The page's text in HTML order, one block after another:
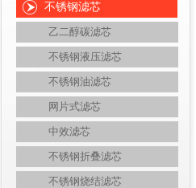
不锈钢滤芯
乙二醇碳滤芯
不锈钢液压滤芯
不锈钢油滤芯
网片式滤芯
中效滤芯
不锈钢折叠滤芯
不锈钢烧结滤芯